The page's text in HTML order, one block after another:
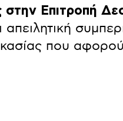
Επιτροπή
που